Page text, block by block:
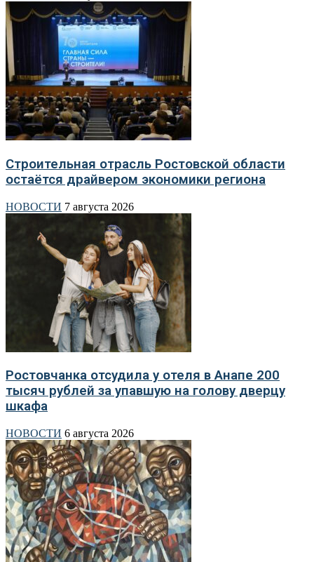
Строительная отрасль Ростовской области
остаётся драйвером экономики региона
НОВОСТИ 7 августа 2026
Ростовчанка отсудила у отеля в Анапе 200
тысяч рублей за упавшую на голову дверцу
шкафа
НОВОСТИ 6 августа 2026